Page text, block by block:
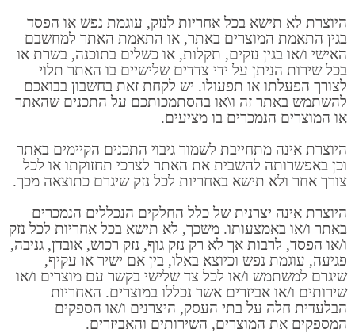
היוצרת לא תישא בכל אחריות לנזק, עוגמת נפש או הפסד
בגין התאמת המוצרים באתר, או התאמת האתר למחשבם
האישי ו/או בגין נזקים, תקלות, או כשלים בתוכנה, בשרת או
בכל שירות הניתן על ידי צדדים שלישיים בו האתר תלוי
לצורך הפעלתו או תפעולו. יש לקחת זאת בחשבון בבואכם
להשתמש באתר זה ו\או בהסתמכותכם על התכנים שהאתר
או המוצרים הנמכרים בו מציעים.
היוצרת אינה מתחייבת לשמור גיבוי התכנים הקיימים באתר
וכן באפשרותה להשבית את האתר לצרכי תחזוקתו או לכל
צורך אחר ולא תישא באחריות לכל נזק שיגרם כתוצאה מכך.
היוצרת אינה יצרנית של כלל החלקים הנכללים הנמכרים
באתר ו/או באמצעותו. משכך, לא תישא בכל אחריות לכל נזק
ו/או הפסד, לרבות אך לא רק נזק גוף, נזק רכוש, אובדן, גניבה,
פגיעה, עוגמת נפש וכיוצא באלו, בין אם ישיר או עקיף,
שיגרם למשתמש ו/או לכל צד שלישי בקשר עם מוצרים ו/או
שירותים ו/או אביזרים אשר נכללו במוצרים. האחריות
הבלעדית חלה על בתי העסק, היצרנים ו/או הספקים
המספקים את המוצרים, השירותים והאביזרים.